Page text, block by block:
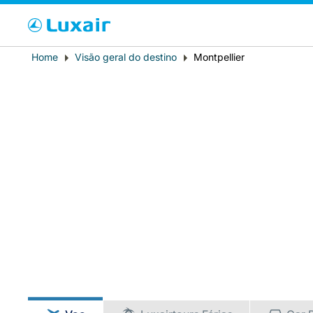
País de residência
Breadcrumb
Home Visão geral do destino Montpellier